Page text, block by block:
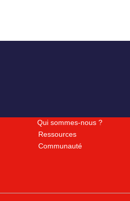
Qui sommes-nous ?
Ressources
Communauté